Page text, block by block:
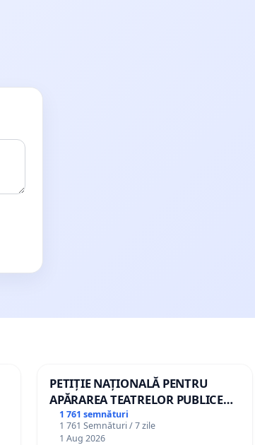
PETIȚIE NAȚIONALĂ PENTRU
APĂRAREA TEATRELOR PUBLICE
DE REPERTORIU DIN ROMÂNIA
1 761 semnături
1 761 Semnături / 7 zile
1 Aug 2026